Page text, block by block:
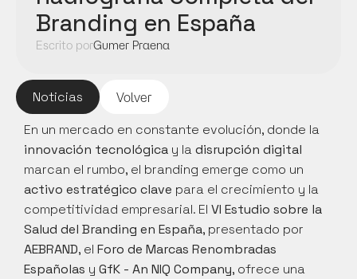
Noticias Volver
innovación tecnológica y la disrupción digital
activo estratégico clave para el crecimiento y la
competitividad empresarial. El VI Estudio sobre la
Salud del Branding en España
AEBRAND, el Foro de Marcas Renombradas
Españolas y GfK - An NIQ Company
Branding en España
Escrito porGumer Praena